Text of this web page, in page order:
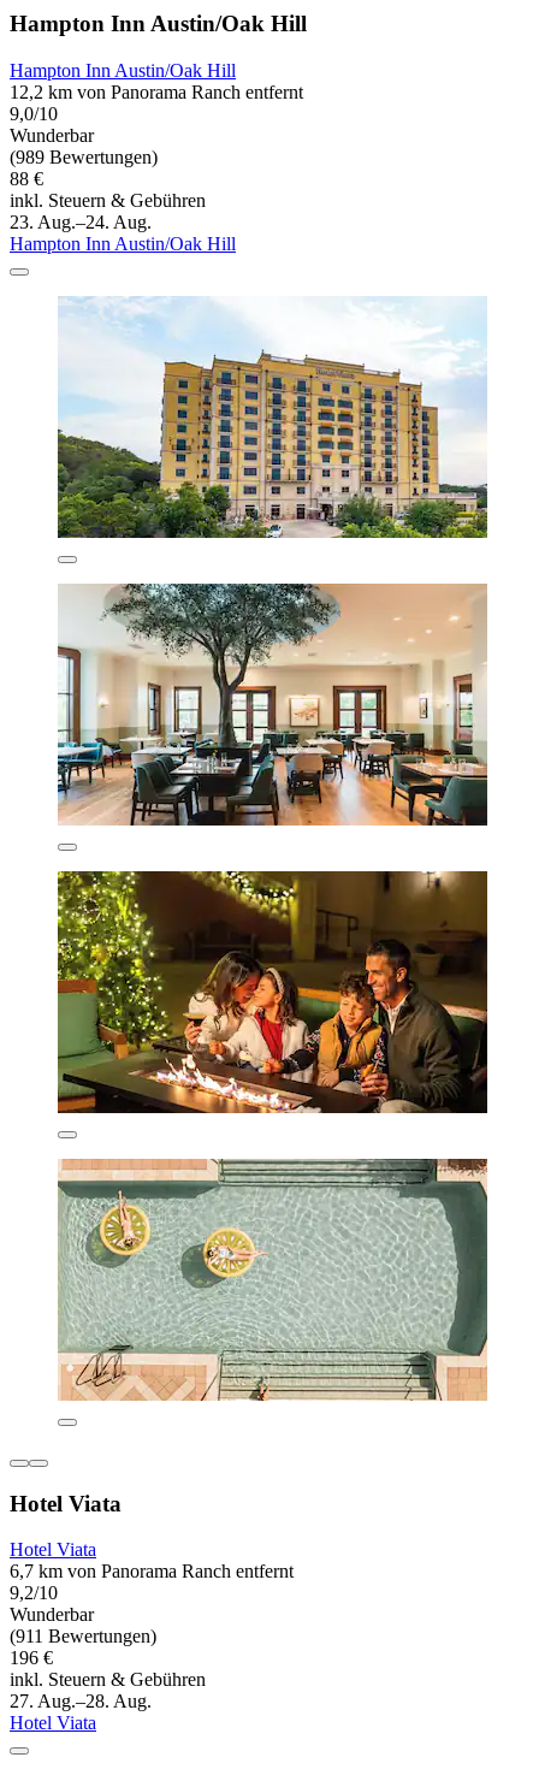
Hampton Inn Austin/Oak Hill
Hampton Inn Austin/Oak Hill
12,2 km von Panorama Ranch entfernt
9,0/10
Wunderbar
(989 Bewertungen)
88 €
inkl. Steuern & Gebühren
23. Aug.–24. Aug.
Hampton Inn Austin/Oak Hill
Hotel Viata
Hotel Viata
6,7 km von Panorama Ranch entfernt
9,2/10
Wunderbar
(911 Bewertungen)
196 €
inkl. Steuern & Gebühren
27. Aug.–28. Aug.
Hotel Viata